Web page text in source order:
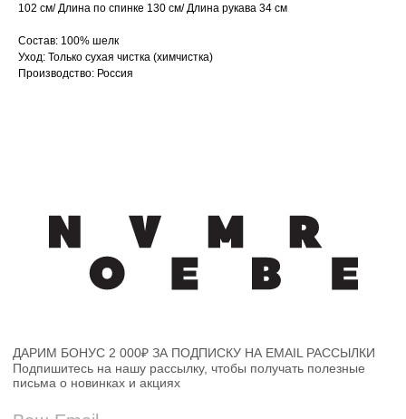
102 см/ Длина по спинке 130 см/ Длина рукава 34 см
Состав: 100% шелк
Уход: Только сухая чистка (химчистка)
Производство: Россия
своё согласие на обработку персональных данных (адрес электронной
Подписаться